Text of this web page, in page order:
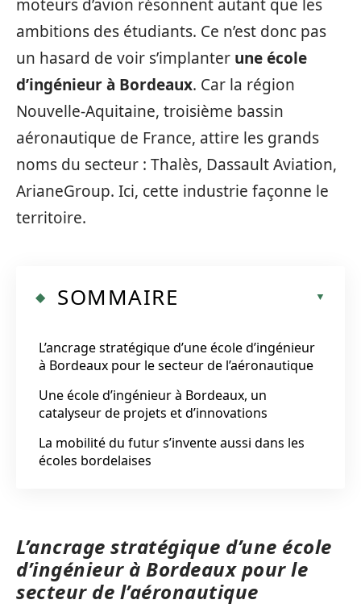
moteurs d’avion résonnent autant que les
ambitions des étudiants. Ce n’est donc pas
un hasard de voir s’implanter une école
d’ingénieur à Bordeaux. Car la région
Nouvelle-Aquitaine, troisième bassin
aéronautique de France, attire les grands
noms du secteur : Thalès, Dassault Aviation,
ArianeGroup. Ici, cette industrie façonne le
territoire.
SOMMAIRE
L’ancrage stratégique d’une école d’ingénieur
à Bordeaux pour le secteur de l’aéronautique
Une école d’ingénieur à Bordeaux, un
catalyseur de projets et d’innovations
La mobilité du futur s’invente aussi dans les
écoles bordelaises
L’ancrage stratégique d’une école
d’ingénieur à Bordeaux pour le
secteur de l’aéronautique